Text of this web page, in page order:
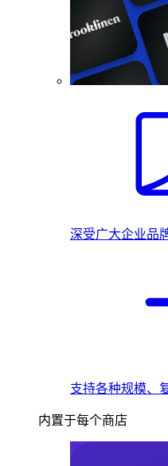
深受广大企业品
支持各种规模、
内置于每个商店